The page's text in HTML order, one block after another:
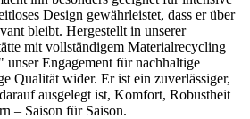
Design gewährleistet, dass er über
bleibt. Hergestellt in unserer
mit vollständigem Materialrecycling
Engagement für nachhaltige
Qualität wider. Er ist ein zuverlässiger,
ausgelegt ist, Komfort, Robustheit
– Saison für Saison.